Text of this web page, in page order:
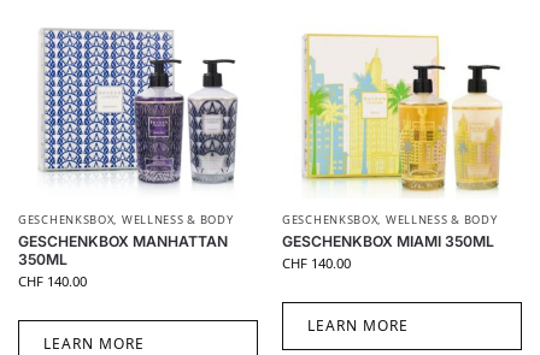
GESCHENKSBOX, WELLNESS & BODY
GESCHENKBOX MANHATTAN
350ML
CHF 140.00
LEARN MORE
GESCHENKSBOX, WELLNESS & BODY
GESCHENKBOX MIAMI 350ML
CHF 140.00
LEARN MORE